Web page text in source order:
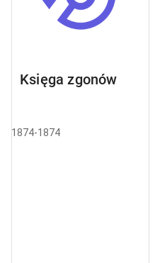
Księga zgonów
1874-1874